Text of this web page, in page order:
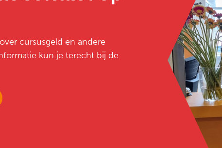
cursusgeld en andere
kun je terecht bij de